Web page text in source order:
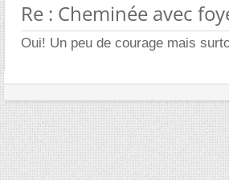
Re : Cheminée avec
Oui! Un peu de courage mais